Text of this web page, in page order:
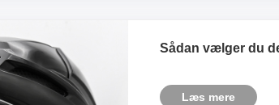
Sådan vælger du
Læs mere